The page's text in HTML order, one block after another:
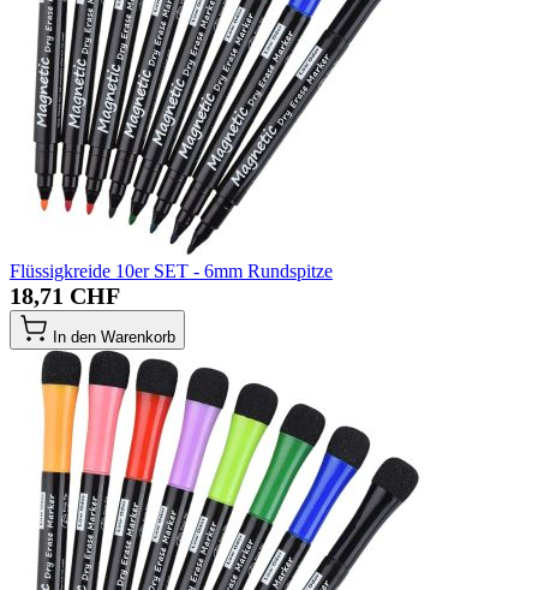
Flüssigkreide 10er SET - 6mm Rundspitze
18,71 CHF
In den Warenkorb